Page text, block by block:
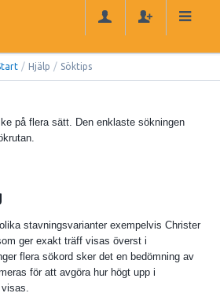
/ Hjälp / Söktips
på flera sätt. Den enklaste sökningen
stavningsvarianter exempelvis Christer
ger exakt träff visas överst i
flera sökord sker det en bedömning av
för att avgöra hur högt upp i